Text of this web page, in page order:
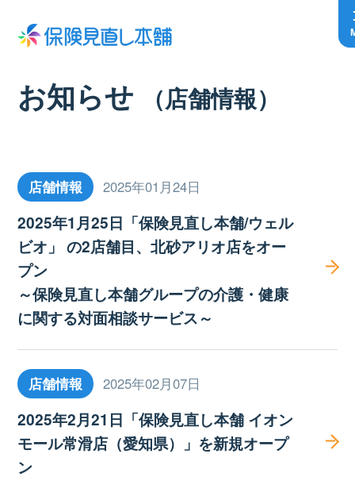
お知らせ （店舗情報）
店舗情報 2025年01月24日
2025年1月25日「保険見直し本舗/ウェル
ビオ」 の2店舗目、北砂アリオ店をオー
プン
～保険見直し本舗グループの介護・健康
に関する対面相談サービス～
店舗情報 2025年02月07日
2025年2月21日「保険見直し本舗 イオン
モール常滑店（愛知県）」を新規オープ
ン